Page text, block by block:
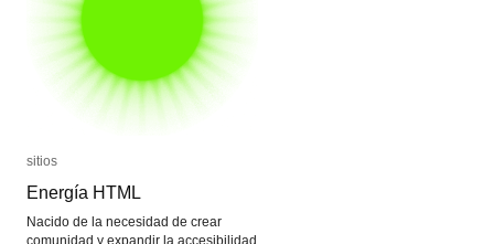
sitios
Energía HTML
Nacido de la necesidad de crear
comunidad y expandir la accesibilidad
sitios
Energía HTML